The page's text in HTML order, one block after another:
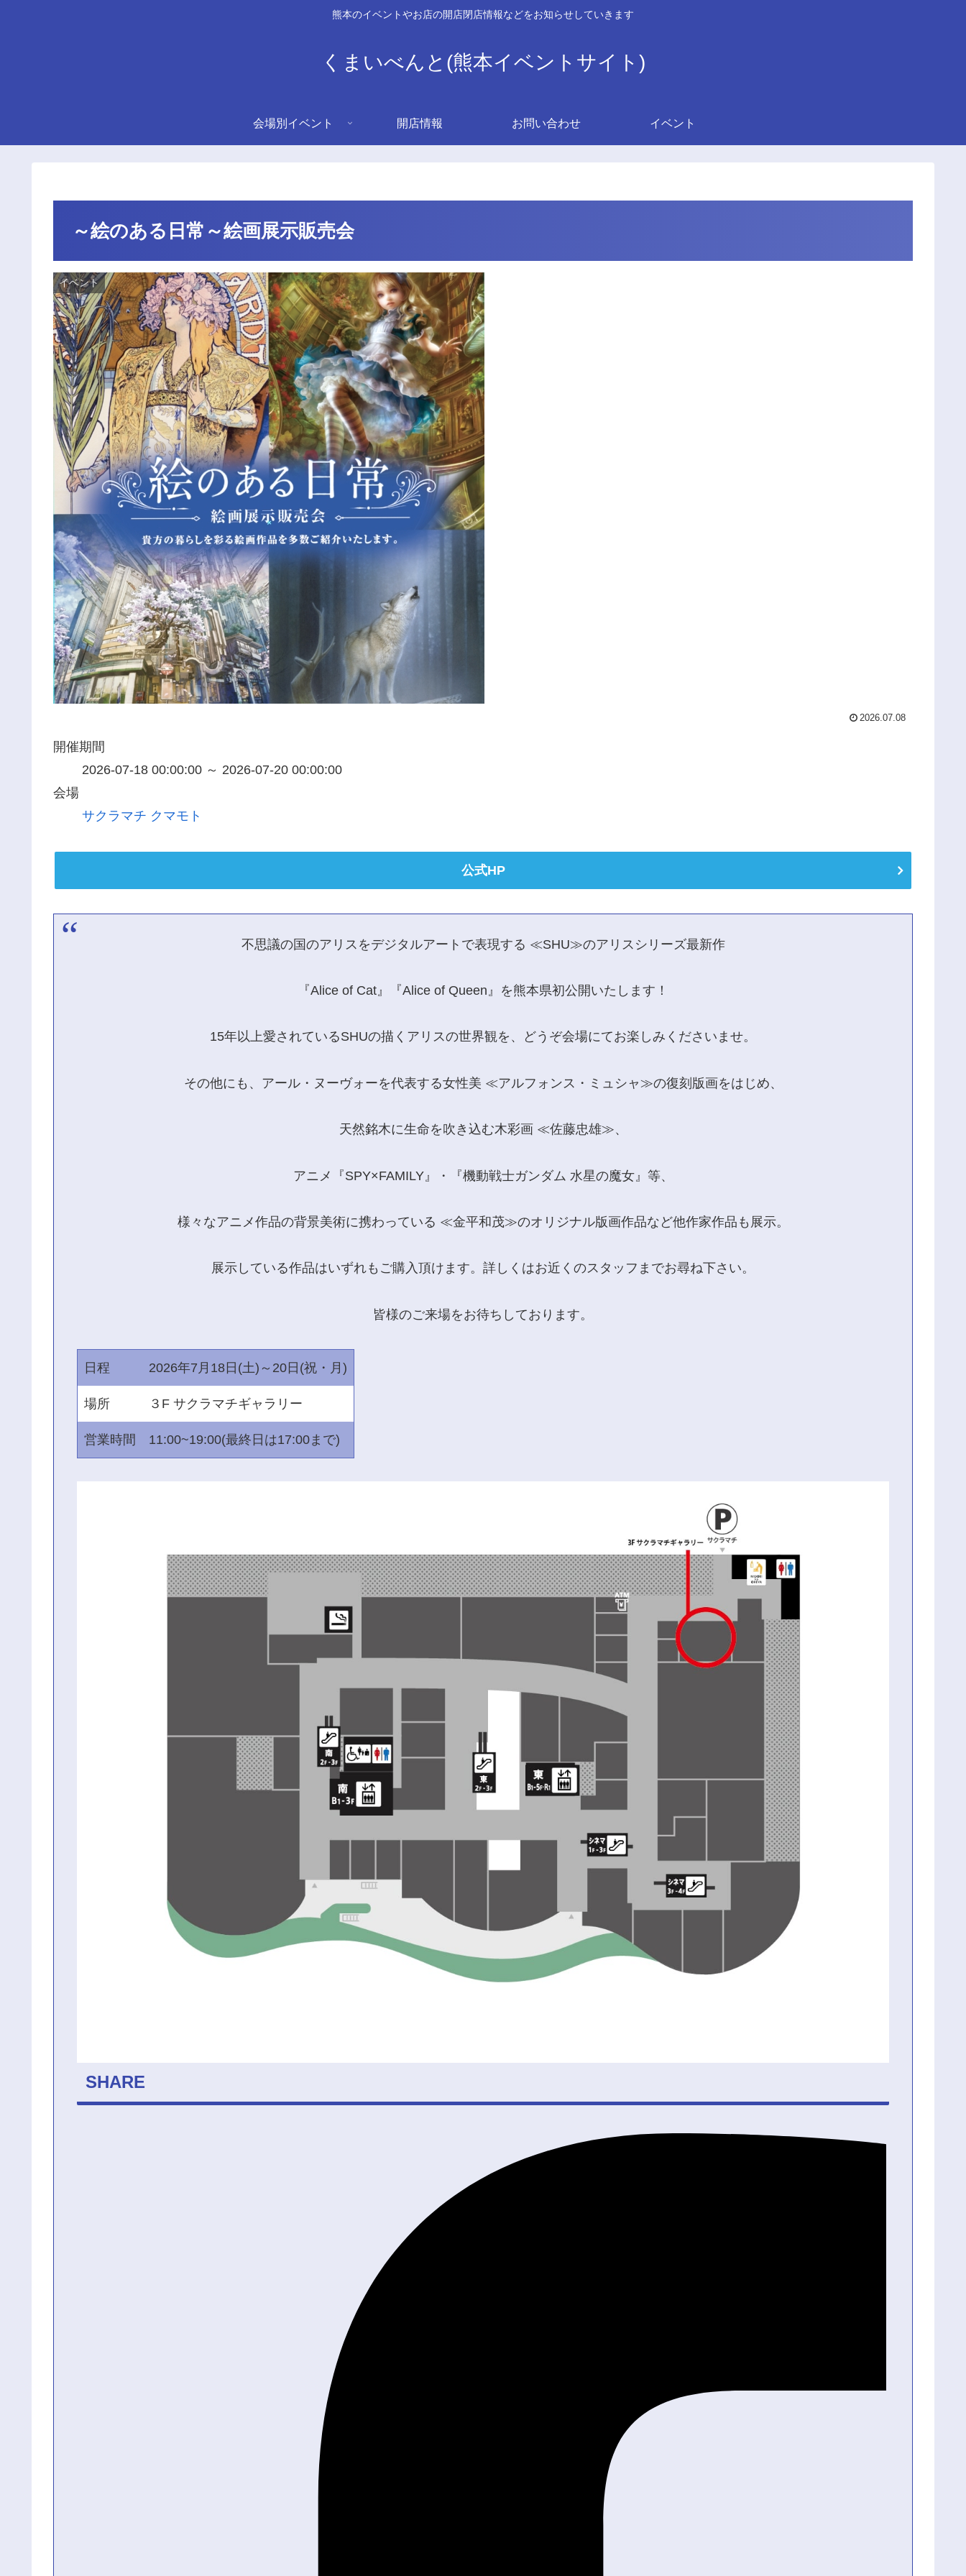
熊本のイベントやお店の開店閉店情報などをお知らせしていきます
くまいべんと(熊本イベントサイト)
会場別イベント 開店情報 お問い合わせ イベント
～絵のある日常～絵画展示販売会
イベント
2026.07.08
開催期間
2026-07-18 00:00:00 ～ 2026-07-20 00:00:00
会場
サクラマチ クマモト
公式HP
不思議の国のアリスをデジタルアートで表現する ≪SHU≫のアリスシリーズ最新作
『Alice of Cat』『Alice of Queen』を熊本県初公開いたします！
15年以上愛されているSHUの描くアリスの世界観を、どうぞ会場にてお楽しみくださいませ。
その他にも、アール・ヌーヴォーを代表する女性美 ≪アルフォンス・ミュシャ≫の復刻版画をはじめ、
天然銘木に生命を吹き込む木彩画 ≪佐藤忠雄≫、
アニメ『SPY×FAMILY』・『機動戦士ガンダム 水星の魔女』等、
様々なアニメ作品の背景美術に携わっている ≪金平和茂≫のオリジナル版画作品など他作家作品も展示。
展示している作品はいずれもご購入頂けます。詳しくはお近くのスタッフまでお尋ね下さい。
皆様のご来場をお待ちしております。
日程 2026年7月18日(土)～20日(祝・月)
場所 ３F サクラマチギャラリー
営業時間 11:00~19:00(最終日は17:00まで)
SHARE